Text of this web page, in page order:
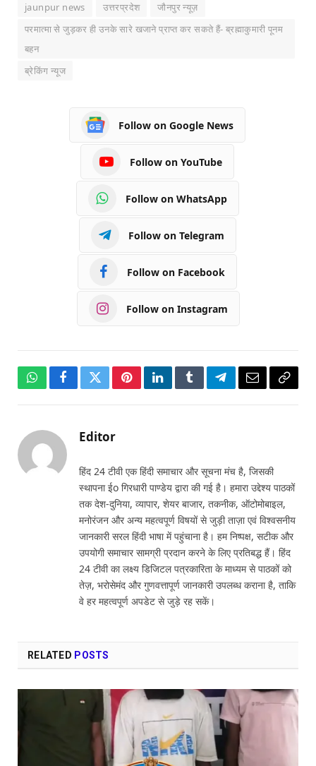
jaunpur news उत्तरप्रदेश
जौनपुर न्यूज़
परमात्मा से जुड़कर ही उनके सारे खजाने प्राप्त कर सकते हैं- ब्रह्माकुमारी पूनम
बहन
ब्रेकिंग न्यूज
Follow on Google News
Follow on YouTube
Follow on WhatsApp
Follow on Telegram
Follow on Facebook
Follow on Instagram
WhatsAppFacebookTwitterPinterestLinkedInTumblrTelegramEmailCopy
Editor
हिंद 24 टीवी एक हिंदी समाचार और सूचना मंच है, जिसकी
स्थापना ईo गिरधारी पाण्डेय द्वारा की गई है। हमारा उद्देश्य पाठकों
तक देश-दुनिया, व्यापार, शेयर बाजार, तकनीक, ऑटोमोबाइल,
मनोरंजन और अन्य महत्वपूर्ण विषयों से जुड़ी ताज़ा एवं विश्वसनीय
जानकारी सरल हिंदी भाषा में पहुंचाना है। हम निष्पक्ष, सटीक और
उपयोगी समाचार सामग्री प्रदान करने के लिए प्रतिबद्ध हैं। हिंद
24 टीवी का लक्ष्य डिजिटल पत्रकारिता के माध्यम से पाठकों को
तेज़, भरोसेमंद और गुणवत्तापूर्ण जानकारी उपलब्ध कराना है, ताकि
वे हर महत्वपूर्ण अपडेट से जुड़े रह सकें।
RELATED POSTS